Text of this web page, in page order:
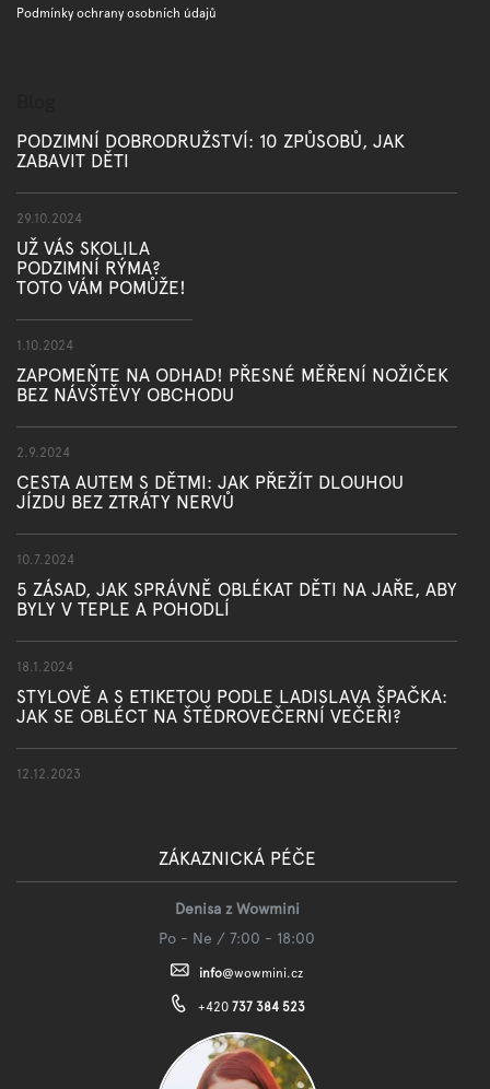
Podmínky ochrany osobních údajů
PODZIMNÍ DOBRODRUŽSTVÍ: 10 ZPŮSOBŮ, JAK
ZABAVIT DĚTI
29.10.2024
UŽ VÁS SKOLILA
PODZIMNÍ RÝMA?
TOTO VÁM POMŮŽE!
1.10.2024
ZAPOMEŇTE NA ODHAD! PŘESNÉ MĚŘENÍ NOŽIČEK
BEZ NÁVŠTĚVY OBCHODU
2.9.2024
CESTA AUTEM S DĚTMI: JAK PŘEŽÍT DLOUHOU
JÍZDU BEZ ZTRÁTY NERVŮ
10.7.2024
5 ZÁSAD, JAK SPRÁVNĚ OBLÉKAT DĚTI NA JAŘE, ABY
BYLY V TEPLE A POHODLÍ
18.1.2024
STYLOVĚ A S ETIKETOU PODLE LADISLAVA ŠPAČKA:
JAK SE OBLÉCT NA ŠTĚDROVEČERNÍ VEČEŘI?
12.12.2023
ZÁKAZNICKÁ PÉČE
Denisa z Wowmini
Po - Ne / 7:00 - 18:00
info@wowmini.cz
+420 737 384 523